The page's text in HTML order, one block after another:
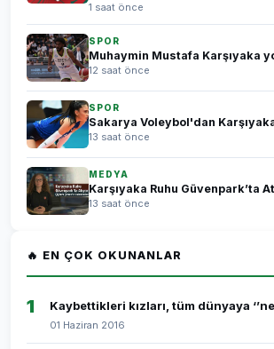
1 saat önce
SPOR
Muhaymin Mustafa Karşıyaka
12 saat önce
SPOR
Sakarya Voleybol'dan
13 saat önce
MEDYA
Karşıyaka Ruhu Güvenpark’ta
13 saat önce
🔥 EN ÇOK OKUNANLAR
1 Kaybettikleri kızları, tüm dünyaya
01 Haziran 2016